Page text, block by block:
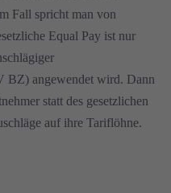
Fall spricht man von
Equal Pay ist nur
BZ) angewendet wird. Dann
statt des gesetzlichen
auf ihre Tariflöhne.